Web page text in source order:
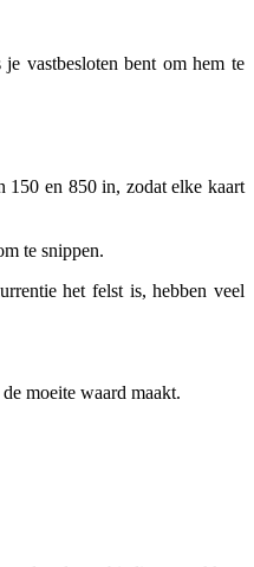
vastbesloten bent om hem te
150 en 850 in, zodat elke kaart
te snippen.
het felst is, hebben veel
moeite waard maakt.